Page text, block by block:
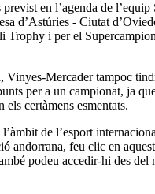
en l’agenda de
d’Astúries - Ciutat
Trophy i per el
Vinyes-Mercader tampoc
per a un campionat, ja
els certàmens esmentats.
de l’esport
andorrana, feu clic en aquest
podeu accedir-hi des del